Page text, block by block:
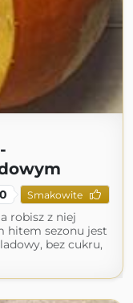
0 Smakowite
robisz z niej
hitem sezonu jest
bez cukru,